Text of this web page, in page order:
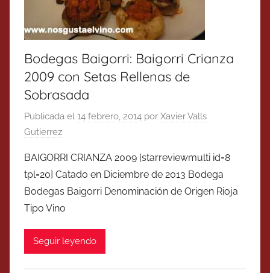
Bodegas Baigorri: Baigorri Crianza
2009 con Setas Rellenas de
Sobrasada
Publicada el 14 febrero, 2014 por Xavier Valls
Gutierrez
BAIGORRI CRIANZA 2009 [starreviewmulti id=8
tpl=20] Catado en Diciembre de 2013 Bodega
Bodegas Baigorri Denominación de Origen Rioja
Tipo Vino
Seguir leyendo